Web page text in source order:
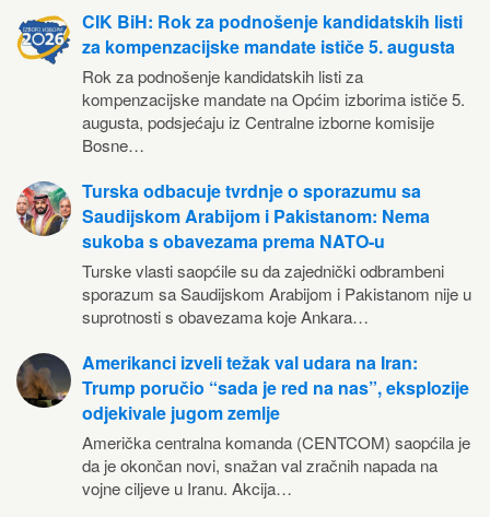
CIK BiH: Rok za podnošenje kandidatskih listi
za kompenzacijske mandate ističe 5. augusta
Rok za podnošenje kandidatskih listi za
kompenzacijske mandate na Općim izborima ističe 5.
augusta, podsjećaju iz Centralne izborne komisije
Bosne…
Turska odbacuje tvrdnje o sporazumu sa
Saudijskom Arabijom i Pakistanom: Nema
sukoba s obavezama prema NATO-u
Turske vlasti saopćile su da zajednički odbrambeni
sporazum sa Saudijskom Arabijom i Pakistanom nije u
suprotnosti s obavezama koje Ankara…
Amerikanci izveli težak val udara na Iran:
Trump poručio “sada je red na nas”, eksplozije
odjekivale jugom zemlje
Američka centralna komanda (CENTCOM) saopćila je
da je okončan novi, snažan val zračnih napada na
vojne ciljeve u Iranu. Akcija…